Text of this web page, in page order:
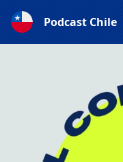
Podcast Chile